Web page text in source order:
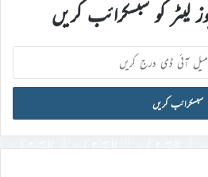
لیٹر کو سبسکرائب کریں